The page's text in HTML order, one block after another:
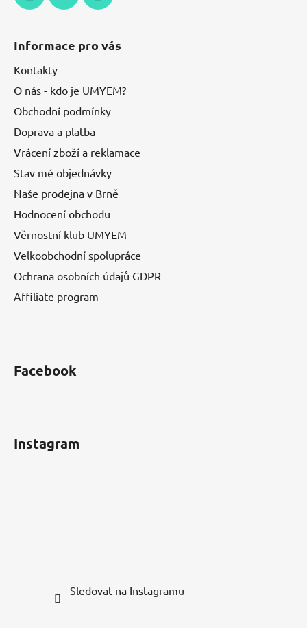
Informace pro vás
Kontakty
O nás - kdo je UMYEM?
Obchodní podmínky
Doprava a platba
Vrácení zboží a reklamace
Stav mé objednávky
Naše prodejna v Brně
Hodnocení obchodu
Věrnostní klub UMYEM
Velkoobchodní spolupráce
Ochrana osobních údajů GDPR
Affiliate program
Facebook
Instagram
Sledovat na Instagramu